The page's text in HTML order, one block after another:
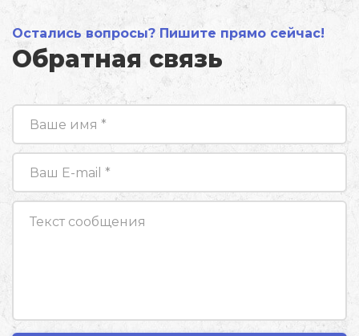
Остались вопросы? Пишите прямо сейчас!
Обратная связь